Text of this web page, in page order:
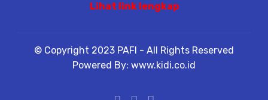
Lihat link lengkap
© Copyright 2023 PAFI - All Rights Reserved
Powered By: www.kidi.co.id